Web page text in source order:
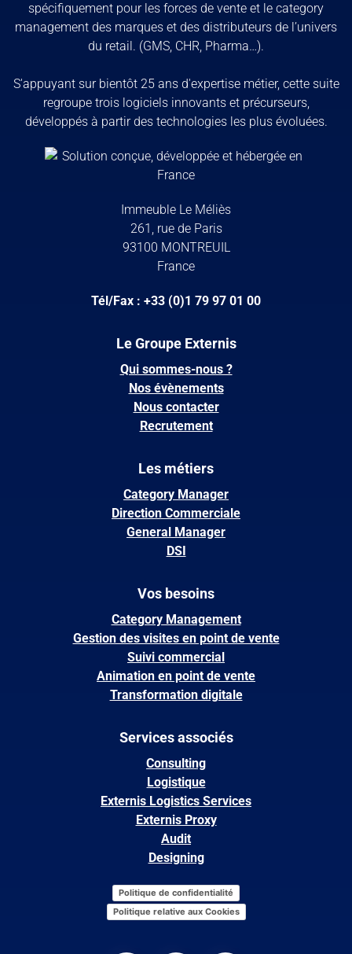
spécifiquement pour les forces de vente et le category
management des marques et des distributeurs de l’univers
du retail. (GMS, CHR, Pharma…).
S'appuyant sur bientôt 25 ans d'expertise métier, cette suite
regroupe trois logiciels innovants et précurseurs,
développés à partir des technologies les plus évoluées.
Immeuble Le Méliès
261, rue de Paris
93100 MONTREUIL
France
Tél/Fax : +33 (0)1 79 97 01 00
Le Groupe Externis
Qui sommes-nous ?
Nos évènements
Nous contacter
Recrutement
Les métiers
Category Manager
Direction Commerciale
General Manager
DSI
Vos besoins
Category Management
Gestion des visites en point de vente
Suivi commercial
Animation en point de vente
Transformation digitale
Services associés
Consulting
Logistique
Externis Logistics Services
Externis Proxy
Audit
Designing
Politique de confidentialité
Politique relative aux Cookies